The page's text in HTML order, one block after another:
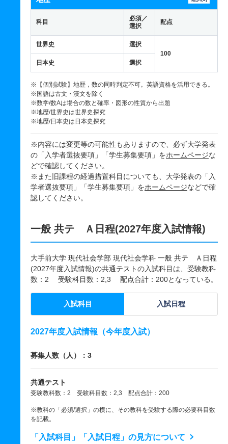
科目
必須／
選択
配点
世界史
選択
100
日本史
選択
※【個別試験】地歴，数の同時判定不可。英語資格を活用できる。
※国語は古文・漢文を除く
※数学/数Aは場合の数と確率・図形の性質から出題
※地歴/世界史は世界史探究
※地歴/日本史は日本史探究
※内容には変更等の可能性もありますので、必ず大学発表
の「入学者選抜要項」「学生募集要項」をホームページな
どで確認してください。
※また旧課程の経過措置科目についても、大学発表の「入
学者選抜要項」「学生募集要項」をホームページなどで確
認してください。
一般 共テ Ａ日程(2027年度入試情報)
大手前大学 現代社会学部 現代社会学科 一般 共テ Ａ日程
(2027年度入試情報)の共通テストの入試科目は、受験教科
数：2 受験科目数：2,3 配点合計：200となっている。
入試科目 入試日程
2027年度入試情報（今年度入試）
募集人数（人）：3
共通テスト
受験教科数：2 受験科目数：2,3 配点合計：200
※教科の「必須/選択」の横に、その教科を受験する際の必要科目数
を記載。
「入試科目」「入試日程」の見方について